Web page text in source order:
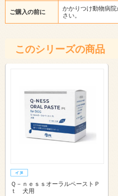
ご購入の前に
かかりつけ動物病
さい。
このシリーズの商品
Ｑ－ｎｅｓｓオーラルペーストＰ
ｔ 犬用